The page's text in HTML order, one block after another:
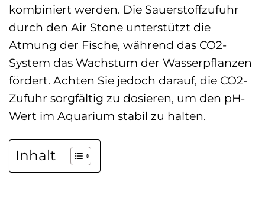
kombiniert werden. Die Sauerstoffzufuhr
durch den Air Stone unterstützt die
Atmung der Fische, während das CO2-
System das Wachstum der Wasserpflanzen
fördert. Achten Sie jedoch darauf, die CO2-
Zufuhr sorgfältig zu dosieren, um den pH-
Wert im Aquarium stabil zu halten.
Inhalt